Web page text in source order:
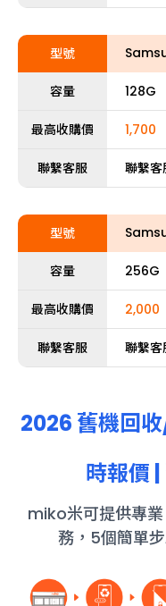
型號
容量 128G
最高收購價 1,700
聯繫客服 聯繫客
型號
容量 256G
最高收購價 2,000
聯繫客服 聯繫客
2026 舊機回
時報價
miko米可提供專
務，5個簡單